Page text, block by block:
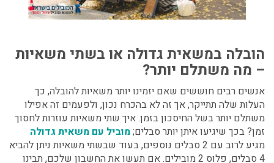
הובלה במשאית גדולה או בשתי משאיות
– מה משתלם יותר?
אנשים רבים חוששים שאם יזמינו יותר משאיות להובלה, כך
העלות שלה תתייקר, אך זה לא בהכרח נכון, ולפעמים זה אפילו
משתלם יותר בשל החיסכון בזמן. איך שתי משאיות עוזרות לחסוך
זמן? בכך שיגיעו איתן יותר סבלים;מוביל עם משאית גדולה
מגיע לרוב עם 2 סבלים נוספים, בעוד שבשתי משאיות ניתן להביא
4 סבלים, פלוס 2 מובילים. אם תעשו את החשבון שלכם, תבינו